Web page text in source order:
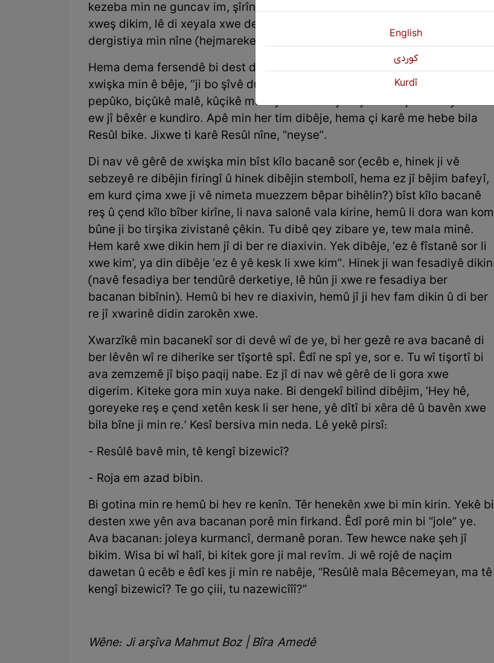
kezeba min ne guncav im, şîrîna min xwarinê çêdikim’ dilê dergistiya xwe
xweş dikim, lê di xeyala xwe de. Ji ber ku ya rastî ev sed û bîst û çar sal in
dergistiya min nîne (hejmareke menîdar)!
Hema dema fersendê bi dest dixim, ji malê direvim. Hê ez ne derketî
xwişka min ê bêje, ‘’ji bo şîvê du mirîşkan û kolayeke zer bikire.” Resûlo
pepûko, biçûkê malê, kûçikê malê ye. Ya rast yekî ji min biçûktir heye lê
ew jî bêxêr e kundiro. Apê min her tim dibêje, hema çi karê me hebe bila
Resûl bike. Jixwe ti karê Resûl nîne, “neyse”.
Di nav vê gêrê de xwişka min bîst kîlo bacanê sor (ecêb e, hinek ji vê
sebzeyê re dibêjin firingî û hinek dibêjin stembolî, hema ez jî bêjim bafeyî,
em kurd çima xwe ji vê nimeta muezzem bêpar bihêlin?) bîst kîlo bacanê
reş û çend kîlo bîber kirîne, li nava salonê vala kirine, hemû li dora wan kom
bûne ji bo tirşika zivistanê çêkin. Tu dibê qey zibare ye, tew mala minê.
Hem karê xwe dikin hem jî di ber re diaxivin. Yek dibêje, ‘ez ê fîstanê sor li
xwe kim’, ya din dibêje ‘ez ê yê kesk li xwe kim”. Hinek ji wan fesadiyê dikin
(navê fesadiya ber tendûrê derketiye, lê hûn ji xwe re fesadiya ber
bacanan bibînin). Hemû bi hev re diaxivin, hemû jî ji hev fam dikin û di ber
re jî xwarinê didin zarokên xwe.
Xwarzîkê min bacanekî sor di devê wî de ye, bi her gezê re ava bacanê di
ber lêvên wî re diherike ser tîşortê spî. Êdî ne spî ye, sor e. Tu wî tişortî bi
ava zemzemê jî bişo paqij nabe. Ez jî di nav wê gêrê de li gora xwe
digerim. Kiteke gora min xuya nake. Bi dengekî bilind dibêjim, ‘Hey hê,
goreyeke reş e çend xetên kesk li ser hene, yê dîtî bi xêra dê û bavên xwe
bila bîne ji min re.’ Kesî bersiva min neda. Lê yekê pirsî:
- Resûlê bavê min, tê kengî bizewicî?
- Roja em azad bibin.
Bi gotina min re hemû bi hev re kenîn. Têr henekên xwe bi min kirin. Yekê bi
desten xwe yên ava bacanan porê min firkand. Êdî porê min bi “jole” ye.
Ava bacanan: joleya kurmancî, dermanê poran. Tew hewce nake şeh jî
bikim. Wisa bi wî halî, bi kitek gore ji mal revîm. Ji wê rojê de naçim
dawetan û ecêb e êdî kes ji min re nabêje, “Resûlê mala Bêcemeyan, ma tê
kengî bizewicî? Te go çiii, tu nazewicîîî?”
Wêne: Ji arşîva Mahmut Boz | Bîra Amedê
English
كوردی
Kurdî